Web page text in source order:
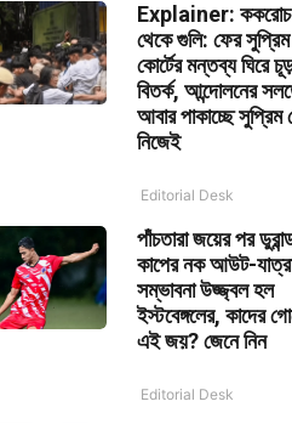
Explainer: ককরোচ
থেকে গুলি: ফের সুপ্রিম
কোর্টের মন্তব্য ঘিরে
বিতর্ক, আন্দোলনের
আবার পাকাচ্ছে সুপ্রিম
নিজেই
Editorial Desk
পাঁচতারা জয়ের পর
কাপের নক আউট-
সম্ভাবনা উজ্জ্বল হল
ইস্টবেঙ্গলের, কাদের
এই জয়? জেনে নিন
Editorial Desk